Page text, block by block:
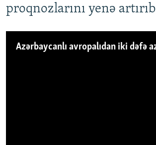
proqnozlarını yenə artırıb